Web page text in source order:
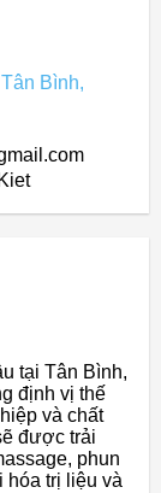
Bình,
tại Tân Bình,
định vị thế
và chất
được trải
phun
hóa trị liệu và